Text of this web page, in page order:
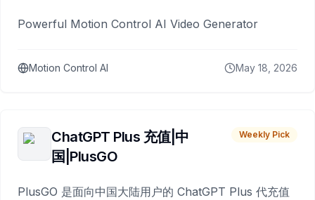
Powerful Motion Control AI Video Generator
Motion Control AI May 18, 2026
ChatGPT Plus 充值|中
国|PlusGO
Weekly Pick
PlusGO 是面向中国大陆用户的 ChatGPT Plus 代充值